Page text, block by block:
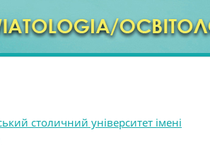
столичний університет імені